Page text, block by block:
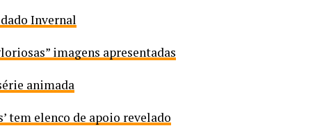
Invernal
imagens apresentadas
animada
tem elenco de apoio revelado